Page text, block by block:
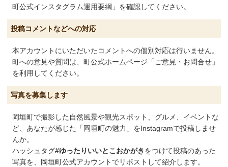
町公式インスタグラム運用要綱」を確認してください。
投稿コメントなどへの対応
本アカウントにいただいたコメントへの個別対応は行いません。
町への意見や質問は、町公式ホームページ「ご意見・お問合せ」
を利用してください。
写真を募集します
岡垣町で撮影した自然風景や観光スポット、グルメ、イベントな
ど、あなたが感じた「岡垣町の魅力」をInstagramで投稿しませ
んか。
ハッシュタグ#ゆったりいいとこおかがきをつけて投稿のあった
写真を、岡垣町公式アカウントでリポストして紹介します。